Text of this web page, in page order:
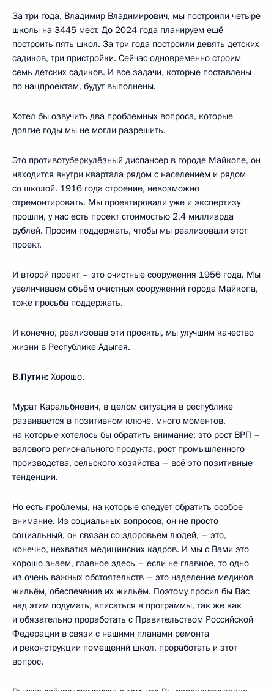
За три года, Владимир Владимирович, мы построили четыре
школы на 3445 мест. До 2024 года планируем ещё
построить пять школ. За три года построили девять детских
садиков, три пристройки. Сейчас одновременно строим
семь детских садиков. И все задачи, которые поставлены
по нацпроектам, будут выполнены.
Хотел бы озвучить два проблемных вопроса, которые
долгие годы мы не могли разрешить.
Это противотуберкулёзный диспансер в городе Майкопе, он
находится внутри квартала рядом с населением и рядом
со школой. 1916 года строение, невозможно
отремонтировать. Мы проектировали уже и экспертизу
прошли, у нас есть проект стоимостью 2,4 миллиарда
рублей. Просим поддержать, чтобы мы реализовали этот
проект.
И второй проект – это очистные сооружения 1956 года. Мы
увеличиваем объём очистных сооружений города Майкопа,
тоже просьба поддержать.
И конечно, реализовав эти проекты, мы улучшим качество
жизни в Республике Адыгея.
В.Путин: Хорошо.
Мурат Каральбиевич, в целом ситуация в республике
развивается в позитивном ключе, много моментов,
на которые хотелось бы обратить внимание: это рост ВРП –
валового регионального продукта, рост промышленного
производства, сельского хозяйства – всё это позитивные
тенденции.
Но есть проблемы, на которые следует обратить особое
внимание. Из социальных вопросов, он не просто
социальный, он связан со здоровьем людей, – это,
конечно, нехватка медицинских кадров. И мы с Вами это
хорошо знаем, главное здесь – если не главное, то одно
из очень важных обстоятельств – это наделение медиков
жильём, обеспечение их жильём. Поэтому просил бы Вас
над этим подумать, вписаться в программы, так же как
и обязательно проработать с Правительством Российской
Федерации в связи с нашими планами ремонта
и реконструкции помещений школ, проработать и этот
вопрос.